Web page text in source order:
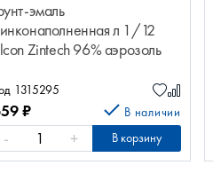
эмаль
л 1/12
Zintech 96% аэрозоль
1315295
₽ В наличии
- + В корзину